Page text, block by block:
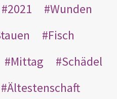
2021
Wunden
Fisch
Mittag
Schädel
Ältestenschaft